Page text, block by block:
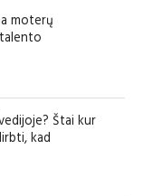
moterų
Štai kur
kad